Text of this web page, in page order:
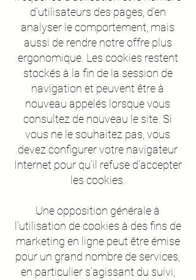
d’utilisateurs des pages, d’en
analyser le comportement, mais
aussi de rendre notre offre plus
ergonomique. Les cookies restent
stockés à la fin de la session de
navigation et peuvent être à
nouveau appelés lorsque vous
consultez de nouveau le site. Si
vous ne le souhaitez pas, vous
devez configurer votre navigateur
Internet pour qu’il refuse d’accepter
les cookies.
Une opposition générale à
l’utilisation de cookies à des fins de
marketing en ligne peut être émise
pour un grand nombre de services,
en particulier s’agissant du suivi,